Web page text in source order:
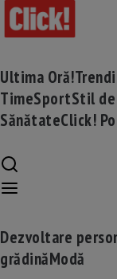
Ultima Oră!
TimeSportStil
SănătateClick!
Dezvoltare
grădinăModă